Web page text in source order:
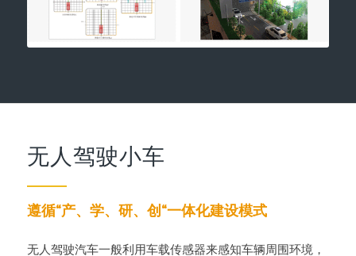
无人驾驶小车
遵循“产、学、研、创“一体化建设模式
无人驾驶汽车一般利用车载传感器来感知车辆周围环境，